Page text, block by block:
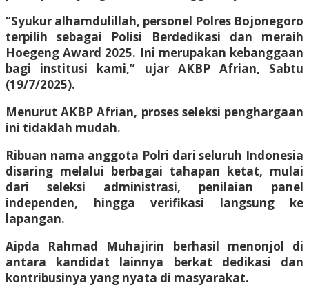
“Syukur alhamdulillah, personel Polres Bojonegoro
terpilih sebagai Polisi Berdedikasi dan meraih
Hoegeng Award 2025. Ini merupakan kebanggaan
bagi institusi kami,” ujar AKBP Afrian, Sabtu
(19/7/2025).
Menurut AKBP Afrian, proses seleksi penghargaan
ini tidaklah mudah.
Ribuan nama anggota Polri dari seluruh Indonesia
disaring melalui berbagai tahapan ketat, mulai
dari seleksi administrasi, penilaian panel
independen, hingga verifikasi langsung ke
lapangan.
Aipda Rahmad Muhajirin berhasil menonjol di
antara kandidat lainnya berkat dedikasi dan
kontribusinya yang nyata di masyarakat.